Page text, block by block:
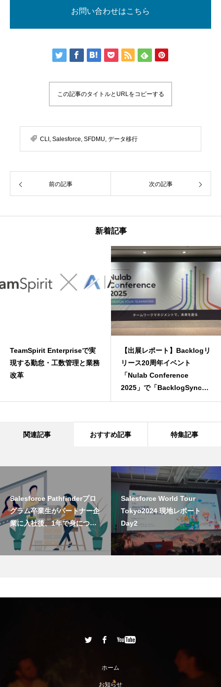
お問い合わせはこちら
この記事のタイトルとURLをコピーする
CLI, Salesforce, SFDMU, データ移行
前の記事 次の記事
新着記事
TeamSpirit Enterpriseで実
現する勤怠・工数管理と業務
改革
【出展レポート】Backlogリ
リース20周年イベント
「Nulab Conference
2025」で「BacklogSync」
をご紹介してきました！
関連記事 おすすめ記事 特集記事
Salesforce Pathfinderプロ
グラム卒業生がパートナー企
業に入社後、1年で身につけ
たこと
Salesforce World Tour
Tokyo2024 現地レポート
Day2
ホーム
お知らせ